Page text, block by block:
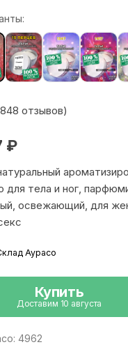
848 отзывов)
₽Текущая
для тела и ног,
освежающий, для
Аурасо
Купить
Доставим 10 августа
4962